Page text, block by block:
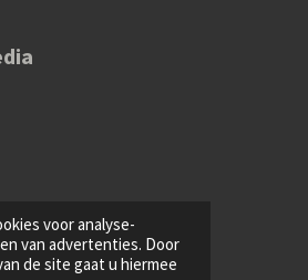
voor analyse-
van advertenties. Door
de site gaat u hiermee